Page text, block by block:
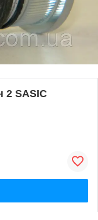
2 SASIC